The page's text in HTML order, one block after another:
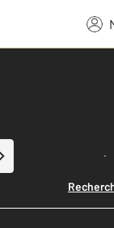
Lancer ma